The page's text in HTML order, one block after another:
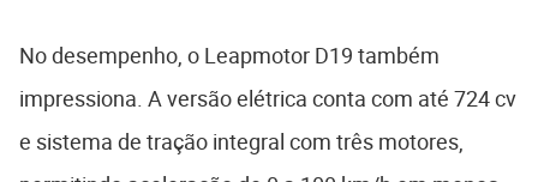
No desempenho, o Leapmotor D19 também
impressiona. A versão elétrica conta com até 724 cv
e sistema de tração integral com três motores,